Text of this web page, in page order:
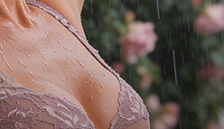
WILD ORCHID
Комбинезон длинный
11 000₽ |+ 550 бонусов
+ 1 цвет